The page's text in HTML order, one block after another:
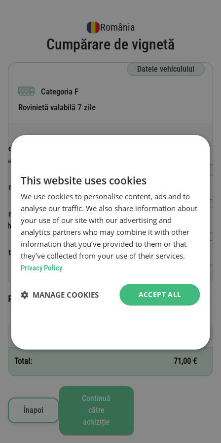
România
Cumpărare de vignetă
Datele vehiculului
Categoria F
Rovinietă valabilă 7 zile
Codul de țară
Țara în care este înmatriculat vehiculul.
Număr de înmatriculare
Numărul de identificare al
vehiculului (VIN)
Data de început a valabilității
Roviniete selectate
Total: 71,00 €
Înapoi
Continuă
către
achiziție
This website uses cookies
We use cookies to personalise content, ads and to
analyse our traffic. We also share information about
your use of our site with our advertising and
analytics partners who may combine it with other
information that you’ve provided to them or that
they’ve collected from your use of their services.
Privacy Policy
ACCEPT ALL
MANAGE COOKIES